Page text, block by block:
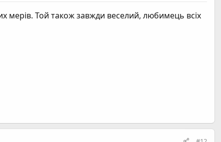
мерів. Той також завжди веселий, любимець всіх